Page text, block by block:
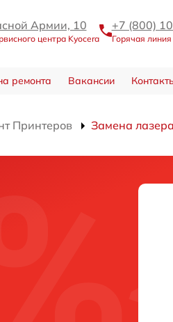
Армии, 10
центра Kyocera
+7 (800)
Горячая линия
ремонта Вакансии
Принтеров Замена лазера